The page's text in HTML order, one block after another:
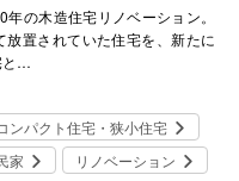
の木造住宅リノベーション。
放置されていた住宅を、新たに
と…
ンパクト住宅・狭小住宅
家 リノベーション